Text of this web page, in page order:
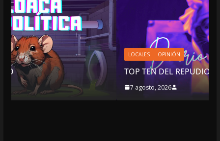
LOCALES OPINIÓN
TOP TEN DEL REPUDIO
7 agosto, 2026